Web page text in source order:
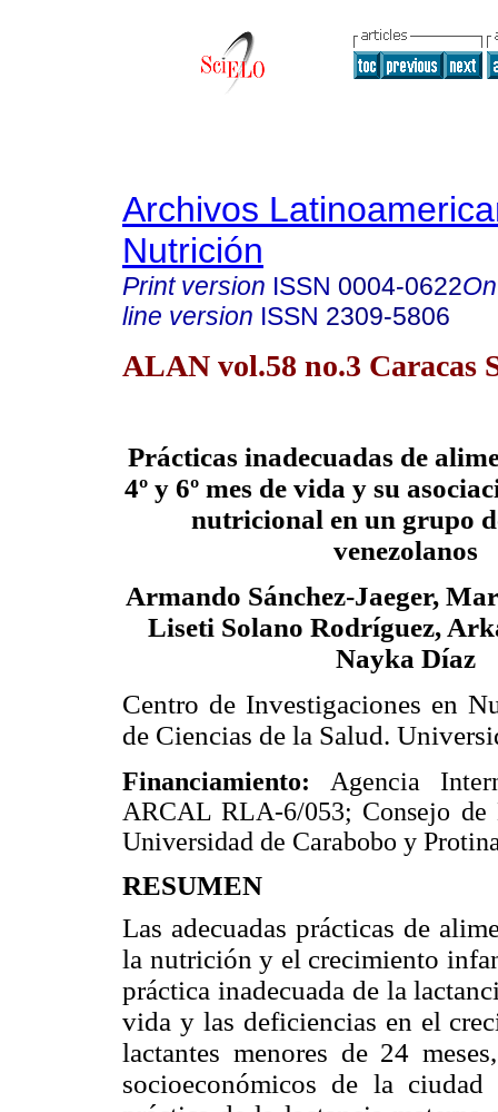
Archivos
Nutrición
Print version ISSN 0004-0622
line version ISSN 2309-5806
ALAN vol.58 no.3 Caracas
Prácticas inadecuadas de
4º y 6º mes de vida y su
nutricional en un grupo
venezolanos
Armando Sánchez-Jaeger,
Liseti Solano Rodríguez,
Nayka Díaz
Centro de Investigaciones en
de Ciencias de la Salud.
Financiamiento:
Agencia
ARCAL RLA-6/053; Consejo
Universidad de Carabobo y
RESUMEN
Las adecuadas prácticas de
la nutrición y el crecimiento
práctica inadecuada de la
vida y las deficiencias en el
lactantes menores de 24
socioeconómicos de la